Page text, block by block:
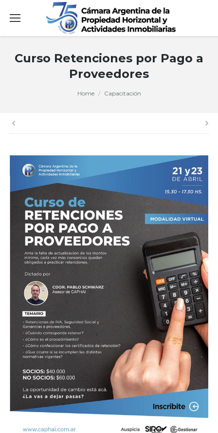
Curso Retenciones por Pago a
Proveedores
Home Capacitación